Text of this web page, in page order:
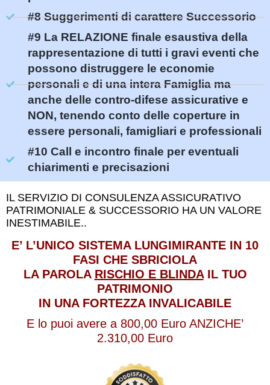
#8 Suggerimenti di carattere Successorio
#9 La RELAZIONE finale esaustiva della
rappresentazione di tutti i gravi eventi che
possono distruggere le economie
personali e di una intera Famiglia ma
anche delle contro-difese assicurative e
NON, tenendo conto delle coperture in
essere personali, famigliari e professionali
#10 Call e incontro finale per eventuali
chiarimenti e precisazioni
IL SERVIZIO DI CONSULENZA ASSICURATIVO
PATRIMONIALE & SUCCESSORIO HA UN VALORE
INESTIMABILE..
E’ L’UNICO SISTEMA LUNGIMIRANTE IN 10
FASI CHE SBRICIOLA
LA PAROLA RISCHIO E BLINDAIL TUO
PATRIMONIO
IN UNA FORTEZZA INVALICABILE
E lo puoi avere a 800,00 Euro ANZICHE’
2.310,00 Euro